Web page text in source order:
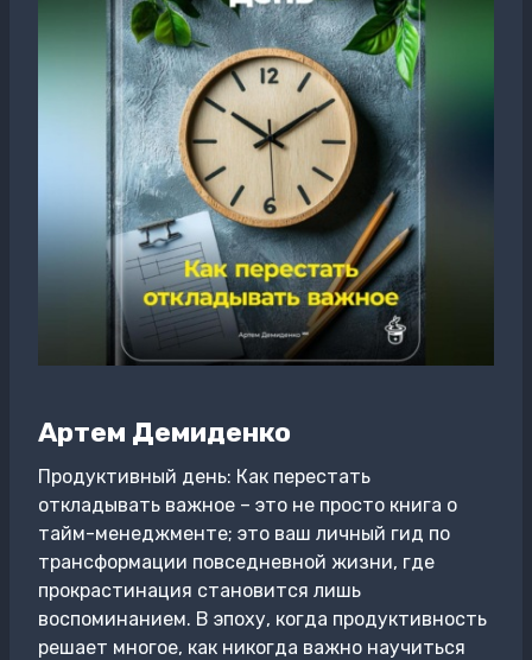
Артем Демиденко
Продуктивный день: Как перестать
откладывать важное – это не просто книга о
тайм-менеджменте; это ваш личный гид по
трансформации повседневной жизни, где
прокрастинация становится лишь
воспоминанием. В эпоху, когда продуктивность
решает многое, как никогда важно научиться